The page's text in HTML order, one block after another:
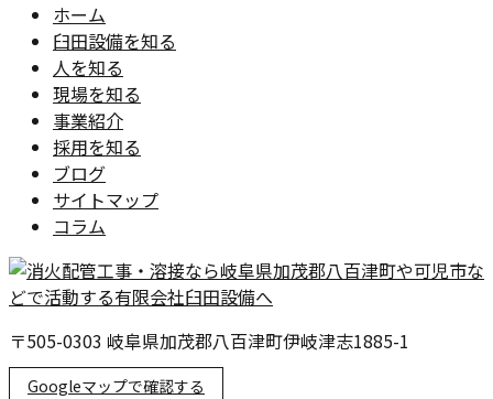
ホーム
臼田設備を知る
人を知る
現場を知る
事業紹介
採用を知る
ブログ
サイトマップ
コラム
〒505-0303 岐阜県加茂郡八百津町伊岐津志1885-1
Googleマップで確認する